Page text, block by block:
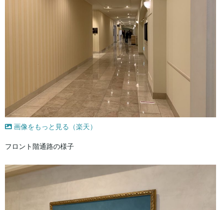
画像をもっと見る（楽天）
フロント階通路の様子